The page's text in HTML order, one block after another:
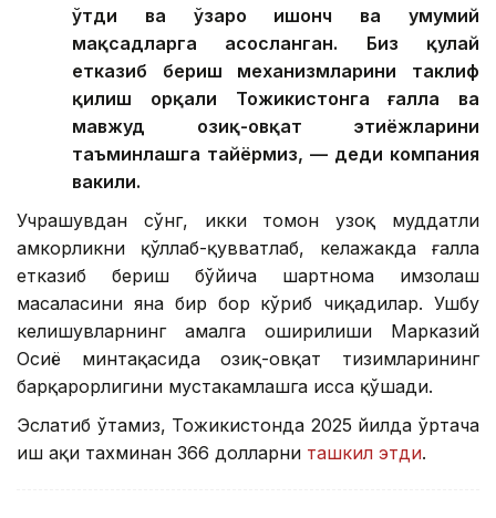
ўтди ва ўзаро ишонч ва умумий
мақсадларга асосланган. Биз қулай
етказиб бериш механизмларини таклиф
қилиш орқали Тожикистонга ғалла ва
мавжуд озиқ-овқат эҳтиёжларини
таъминлашга тайёрмиз, — деди компания
вакили.
Учрашувдан сўнг, икки томон узоқ муддатли
ҳамкорликни қўллаб-қувватлаб, келажакда ғалла
етказиб бериш бўйича шартнома имзолаш
масаласини яна бир бор кўриб чиқадилар. Ушбу
келишувларнинг амалга оширилиши Марказий
Осиё минтақасида озиқ-овқат тизимларининг
барқарорлигини мустаҳкамлашга ҳисса қўшади.
Эслатиб ўтамиз, Тожикистонда 2025 йилда ўртача
иш ҳақи тахминан 366 долларни ташкил этди.